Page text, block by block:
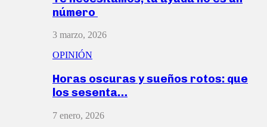
número
3 marzo, 2026
OPINIÓN
Horas oscuras y sueños rotos: que
los sesenta…
7 enero, 2026